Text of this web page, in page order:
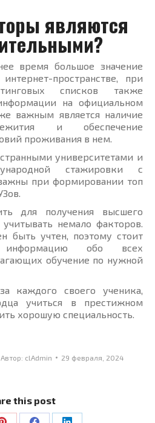
являются
время большое значение
пространстве, при
списков также
на официальном
важным является наличие
и обеспечение
проживания в нем.
университетами и
стажировки с
при формировании топ
для получения высшего
учитывать немало факторов.
быть учтен, поэтому стоит
обо всех
обучение по нужной
каждого своего ученика,
учиться в престижном
хорошую специальность.
Автор: clAdmin 29 февраля, 2024
this post